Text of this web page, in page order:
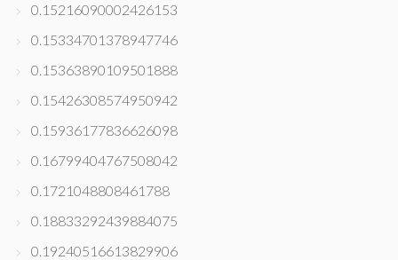
0.15216090002426153
0.15334701378947746
0.15363890109501888
0.15426308574950942
0.15936177836626098
0.16799404767508042
0.1721048808461788
0.18833292439884075
0.19240516613829906